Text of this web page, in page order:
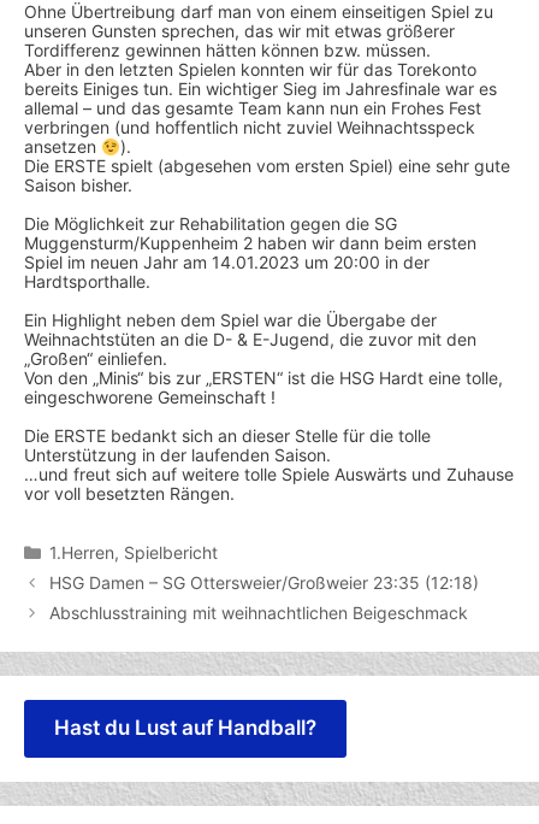
Ohne Übertreibung darf man von einem einseitigen Spiel zu
unseren Gunsten sprechen, das wir mit etwas größerer
Tordifferenz gewinnen hätten können bzw. müssen.
Aber in den letzten Spielen konnten wir für das Torekonto
bereits Einiges tun. Ein wichtiger Sieg im Jahresfinale war es
allemal – und das gesamte Team kann nun ein Frohes Fest
verbringen (und hoffentlich nicht zuviel Weihnachtsspeck
ansetzen
).
Die ERSTE spielt (abgesehen vom ersten Spiel) eine sehr gute
Saison bisher.
Die Möglichkeit zur Rehabilitation gegen die SG
Muggensturm/Kuppenheim 2 haben wir dann beim ersten
Spiel im neuen Jahr am 14.01.2023 um 20:00 in der
Hardtsporthalle.
Ein Highlight neben dem Spiel war die Übergabe der
Weihnachtstüten an die D- & E-Jugend, die zuvor mit den
„Großen“ einliefen.
Von den „Minis“ bis zur „ERSTEN“ ist die HSG Hardt eine tolle,
eingeschworene Gemeinschaft !
Die ERSTE bedankt sich an dieser Stelle für die tolle
Unterstützung in der laufenden Saison.
…und freut sich auf weitere tolle Spiele Auswärts und Zuhause
vor voll besetzten Rängen.
Kategorien
1.Herren, Spielbericht
HSG Damen – SG Ottersweier/Großweier 23:35 (12:18)
Abschlusstraining mit weihnachtlichen Beigeschmack
Hast du Lust auf Handball?